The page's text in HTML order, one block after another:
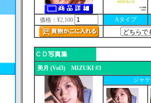
価格：¥2,100 Aタイプ
美月 (Vol3) MIZUKI #3
ジャ